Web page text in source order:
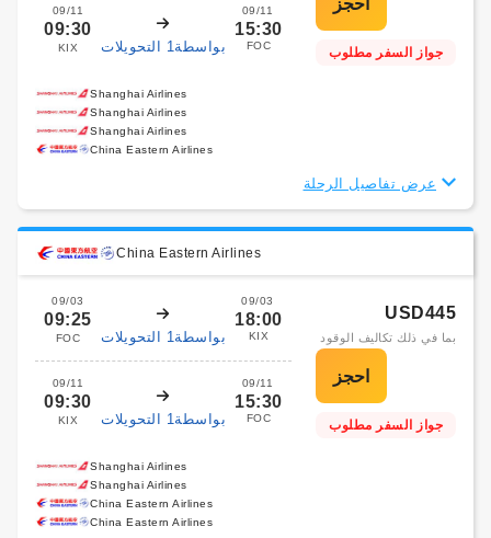
09/11
09:30
KIX بواسطة1 التحويلات
09/11
15:30
FOC جواز السفر مطلوب
Shanghai Airlines
Shanghai Airlines
Shanghai Airlines
China Eastern Airlines
عرض تفاصيل الرحلة
China Eastern Airlines
09/03
09:25
FOC بواسطة1 التحويلات
09/03
18:00
KIX
09/11
09:30
KIX بواسطة1 التحويلات
09/11
15:30
FOC
USD445
بما في ذلك تكاليف الوقود
جواز السفر مطلوب
Shanghai Airlines
Shanghai Airlines
China Eastern Airlines
China Eastern Airlines